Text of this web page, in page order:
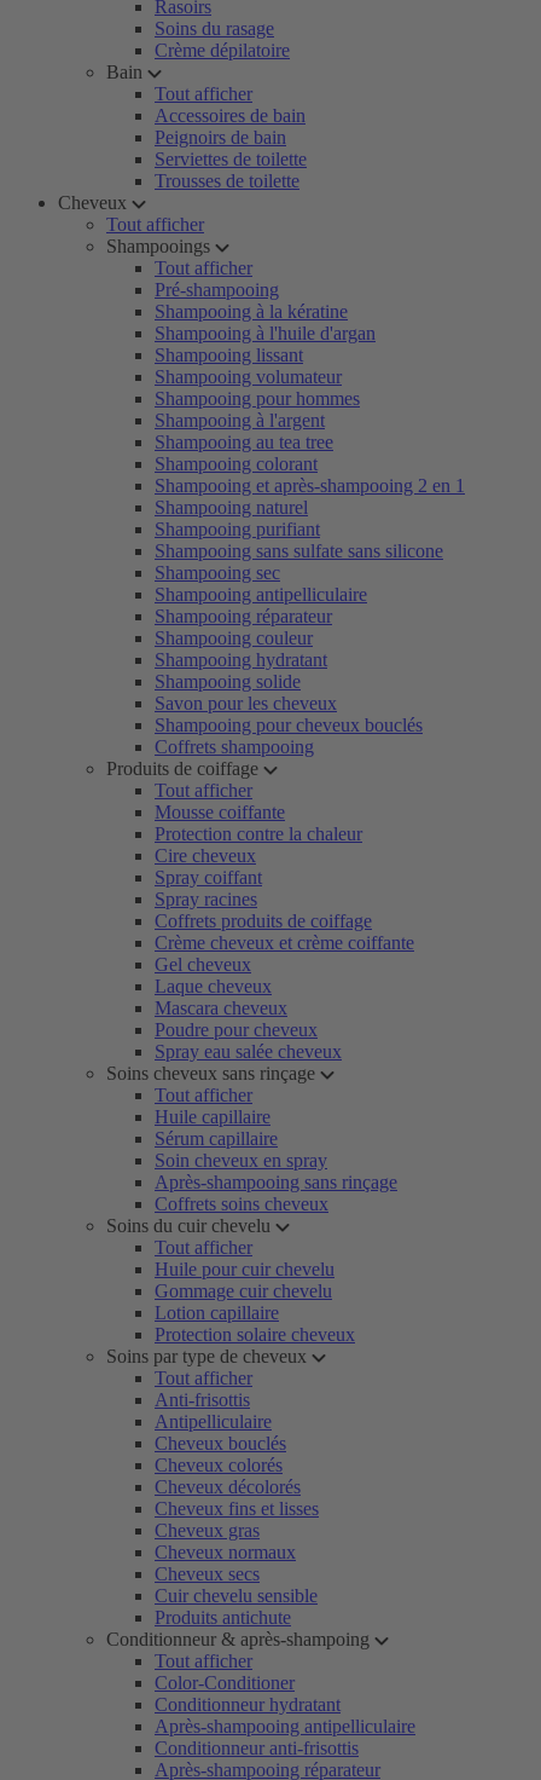
Rasoirs
Soins du rasage
Crème dépilatoire
Bain
Tout afficher
Accessoires de bain
Peignoirs de bain
Serviettes de toilette
Trousses de toilette
Cheveux
Tout afficher
Shampooings
Tout afficher
Pré-shampooing
Shampooing à la kératine
Shampooing à l'huile d'argan
Shampooing lissant
Shampooing volumateur
Shampooing pour hommes
Shampooing à l'argent
Shampooing au tea tree
Shampooing colorant
Shampooing et après-shampooing 2 en 1
Shampooing naturel
Shampooing purifiant
Shampooing sans sulfate sans silicone
Shampooing sec
Shampooing antipelliculaire
Shampooing réparateur
Shampooing couleur
Shampooing hydratant
Shampooing solide
Savon pour les cheveux
Shampooing pour cheveux bouclés
Coffrets shampooing
Produits de coiffage
Tout afficher
Mousse coiffante
Protection contre la chaleur
Cire cheveux
Spray coiffant
Spray racines
Coffrets produits de coiffage
Crème cheveux et crème coiffante
Gel cheveux
Laque cheveux
Mascara cheveux
Poudre pour cheveux
Spray eau salée cheveux
Soins cheveux sans rinçage
Tout afficher
Huile capillaire
Sérum capillaire
Soin cheveux en spray
Après-shampooing sans rinçage
Coffrets soins cheveux
Soins du cuir chevelu
Tout afficher
Huile pour cuir chevelu
Gommage cuir chevelu
Lotion capillaire
Protection solaire cheveux
Soins par type de cheveux
Tout afficher
Anti-frisottis
Antipelliculaire
Cheveux bouclés
Cheveux colorés
Cheveux décolorés
Cheveux fins et lisses
Cheveux gras
Cheveux normaux
Cheveux secs
Cuir chevelu sensible
Produits antichute
Conditionneur & après-shampoing
Tout afficher
Color-Conditioner
Conditionneur hydratant
Après-shampooing antipelliculaire
Conditionneur anti-frisottis
Après-shampooing réparateur